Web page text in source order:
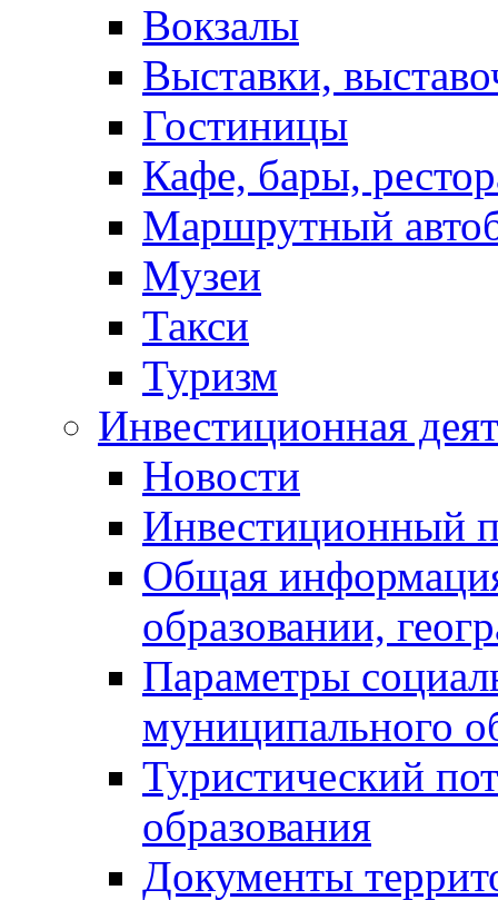
Вокзалы
Выставки,
Гостиницы
Кафе, бары,
Маршрутный
Музеи
Такси
Туризм
Инвестиционная
Новости
Инвестиционный
Общая
образовании,
Параметры
муниципального
Туристический
образования
Документы